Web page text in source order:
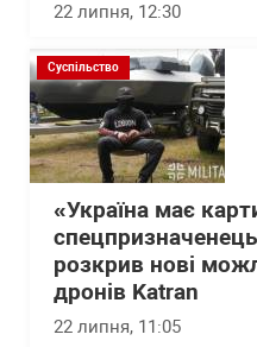
22 липня, 12:30
Суспільство
«Україна має
розкрив нові
дронів Katran
22 липня, 11:05